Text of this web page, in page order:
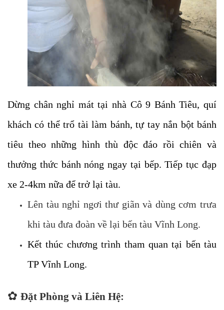
Dừng chân nghỉ mát tại nhà Cô 9 Bánh Tiêu, quí
khách có thể trổ tài làm bánh, tự tay nắn bột bánh
tiêu theo những hình thù độc đáo rồi chiên và
thưởng thức bánh nóng ngay tại bếp. Tiếp tục đạp
xe 2-4km nữa để trở lại tàu.
Lên tàu nghỉ ngơi thư giãn và dùng cơm trưa
khi tàu đưa đoàn về lại bến tàu Vĩnh Long.
Kết thúc chương trình tham quan tại bến tàu
TP Vĩnh Long.
✿ Đặt Phòng và Liên Hệ: